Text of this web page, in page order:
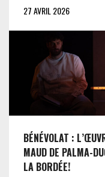
27 AVRIL 2026
BÉNÉVOLAT :
MAUD DE PALMA-
LA BORDÉE!